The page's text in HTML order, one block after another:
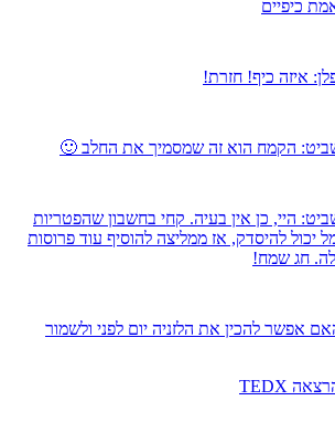
כיפיים
איזה כיף! חזרת!
הקמח הוא זה שמסמיך את החלב 🙂
היי, כן אין בעיה. קחי בחשבון שהפטריות
יכול להיסדק, אז ממליצה להוסיף עוד פרוסות
חג שמח!
אפשר להכין את הלזניה יום לפני ולשמור